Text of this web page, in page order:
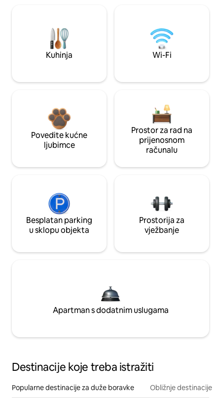
Kuhinja Wi-Fi
Povedite kućne
ljubimce
Prostor za rad na
prijenosnom
računalu
Besplatan parking
u sklopu objekta
Prostorija za
vježbanje
Apartman s dodatnim uslugama
Destinacije koje treba istražiti
Popularne destinacije za duže boravke Obližnje destinacije